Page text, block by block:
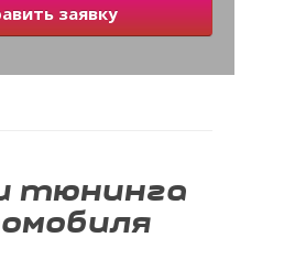
заявку
тюнинга